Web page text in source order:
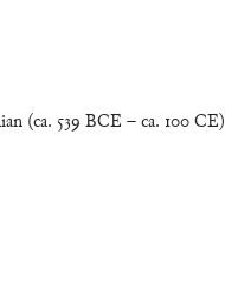
(ca. 539 BCE – ca. 100 CE)